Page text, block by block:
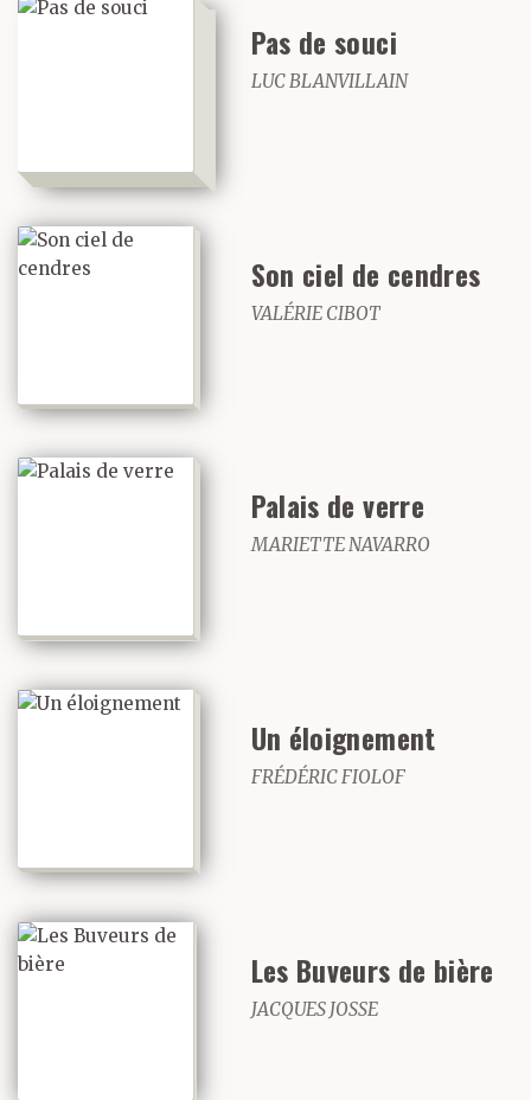
Pas de souci
LUC BLANVILLAIN
Son ciel de cendres
VALÉRIE CIBOT
Palais de verre
MARIETTE NAVARRO
Un éloignement
FRÉDÉRIC FIOLOF
Les Buveurs de bière
JACQUES JOSSE